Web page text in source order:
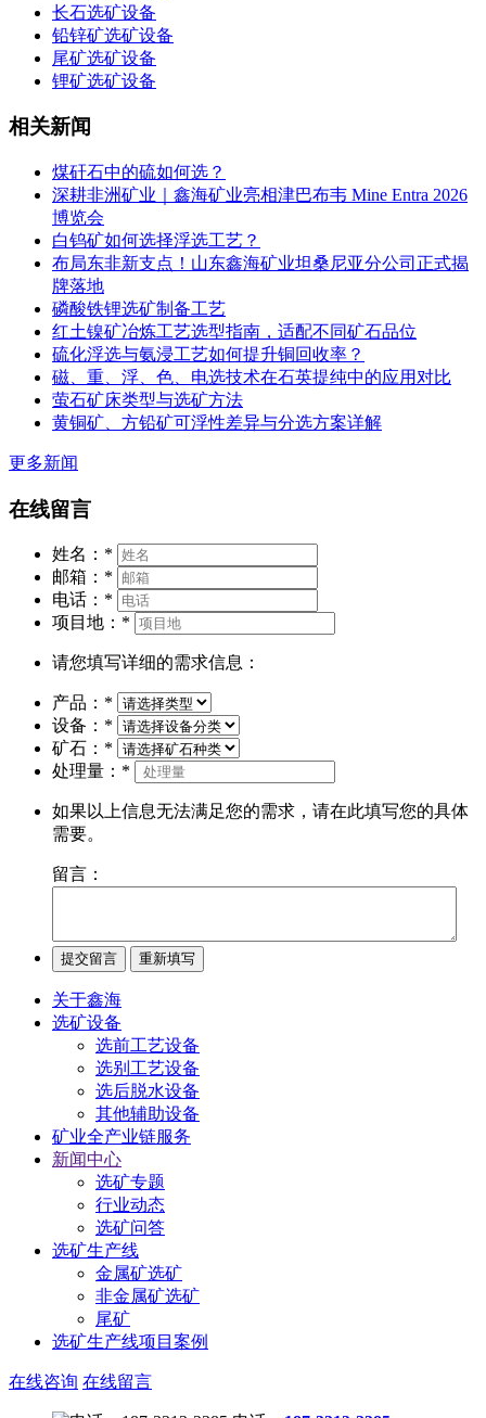
长石选矿设备
铅锌矿选矿设备
尾矿选矿设备
锂矿选矿设备
相关新闻
煤矸石中的硫如何选？
深耕非洲矿业｜鑫海矿业亮相津巴布韦 Mine Entra 2026
博览会
白钨矿如何选择浮选工艺？
布局东非新支点！山东鑫海矿业坦桑尼亚分公司正式揭
牌落地
磷酸铁锂选矿制备工艺
红土镍矿冶炼工艺选型指南，适配不同矿石品位
硫化浮选与氨浸工艺如何提升铜回收率？
磁、重、浮、色、电选技术在石英提纯中的应用对比
萤石矿床类型与选矿方法
黄铜矿、方铅矿可浮性差异与分选方案详解
更多新闻
在线留言
姓名： *
邮箱： *
电话： *
项目地： *
请您填写详细的需求信息：
产品： *
设备： *
矿石： *
处理量： *
如果以上信息无法满足您的需求，请在此填写您的具体
需要。
留言：
关于鑫海
选矿设备
选前工艺设备
选别工艺设备
选后脱水设备
其他辅助设备
矿业全产业链服务
新闻中心
选矿专题
行业动态
选矿问答
选矿生产线
金属矿选矿
非金属矿选矿
尾矿
选矿生产线项目案例
在线咨询 在线留言